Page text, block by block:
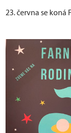
23. června se koná